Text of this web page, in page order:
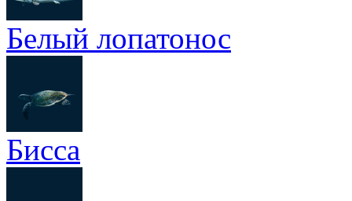
Белый лопатонос
Бисса